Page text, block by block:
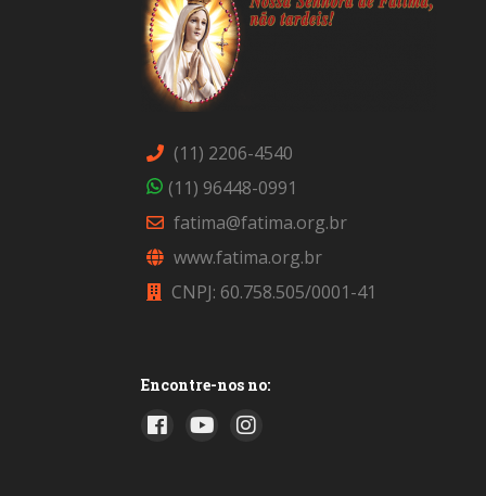
(11) 2206-4540
(11) 96448-0991
fatima@fatima.org.br
www.fatima.org.br
CNPJ: 60.758.505/0001-41
Encontre-nos no: